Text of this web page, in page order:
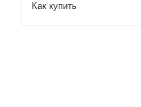
Как купить